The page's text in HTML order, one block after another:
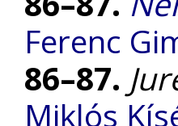
Ferenc
86–87.
Miklós